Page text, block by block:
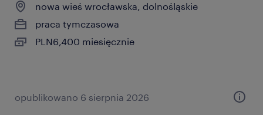
nowa wieś wrocławska, dolnośląskie
praca tymczasowa
PLN6,400 miesięcznie
opublikowano 6 sierpnia 2026